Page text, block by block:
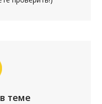
теме